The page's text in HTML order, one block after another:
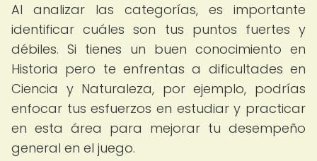
Al analizar las categorías, es importante
identificar cuáles son tus puntos fuertes y
débiles. Si tienes un buen conocimiento en
Historia pero te enfrentas a dificultades en
Ciencia y Naturaleza, por ejemplo, podrías
enfocar tus esfuerzos en estudiar y practicar
en esta área para mejorar tu desempeño
general en el juego.